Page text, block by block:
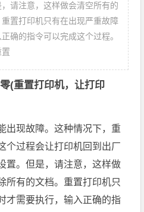
请注意，这样做会清空所有的
置打印机只有在出现严重故障
确的指令可以完成这个过程。
(重置打印机，让打印
出现故障。这种情况下，重
个过程会让打印机回到出厂
置。但是，请注意，这样做
所有的文档。重置打印机只
才需要执行，输入正确的指